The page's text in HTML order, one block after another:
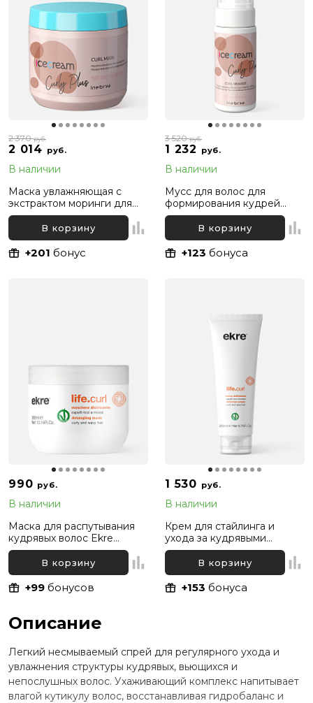
2 014 руб.
2 370руб.
В наличии
Маска увлажняющая с
экстрактом моринги для
вьющихся волос Inebrya Ice
Cream Curly Plus, 500 мл
В корзину
+201 бонус
1 232 руб.
3 520руб.
В наличии
Мусс для волос для
формирования кудрей
Inebrya Curly Plus Curly
Mousse, 150 мл
В корзину
+123 бонуса
990 руб.
В наличии
Маска для распутывания
кудрявых волос Ekre
Life.Curl Untangling, 300 мл
В корзину
+99 бонусов
1 530 руб.
В наличии
Крем для стайлинга и
ухода за кудрявыми
волосами Ekre Life.Curl
Definition, 200 мл
В корзину
+153 бонуса
Описание
Легкий несмываемый спрей для регулярного ухода и
увлажнения структуры кудрявых, вьющихся и
непослушных волос. Ухаживающий комплекс напитывает
влагой кутикулу волос, восстанавливая гидробаланс и